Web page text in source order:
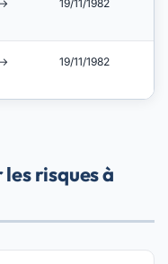
19/11/1982
19/11/1982
risques à